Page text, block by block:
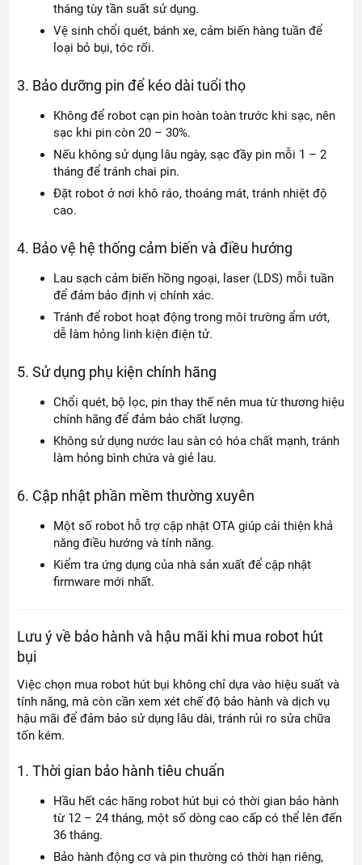
tháng tùy tần suất sử dụng.
Vệ sinh chổi quét, bánh xe, cảm biến hàng tuần để
loại bỏ bụi, tóc rối.
3. Bảo dưỡng pin để kéo dài tuổi thọ
Không để robot cạn pin hoàn toàn trước khi sạc, nên
sạc khi pin còn 20 – 30%.
Nếu không sử dụng lâu ngày, sạc đầy pin mỗi 1 – 2
tháng để tránh chai pin.
Đặt robot ở nơi khô ráo, thoáng mát, tránh nhiệt độ
cao.
4. Bảo vệ hệ thống cảm biến và điều hướng
Lau sạch cảm biến hồng ngoại, laser (LDS) mỗi tuần
để đảm bảo định vị chính xác.
Tránh để robot hoạt động trong môi trường ẩm ướt,
dễ làm hỏng linh kiện điện tử.
5. Sử dụng phụ kiện chính hãng
Chổi quét, bộ lọc, pin thay thế nên mua từ thương hiệu
chính hãng để đảm bảo chất lượng.
Không sử dụng nước lau sàn có hóa chất mạnh, tránh
làm hỏng bình chứa và giẻ lau.
6. Cập nhật phần mềm thường xuyên
Một số robot hỗ trợ cập nhật OTA giúp cải thiện khả
năng điều hướng và tính năng.
Kiểm tra ứng dụng của nhà sản xuất để cập nhật
firmware mới nhất.
Lưu ý về bảo hành và hậu mãi khi mua robot hút
bụi
Việc chọn mua robot hút bụi không chỉ dựa vào hiệu suất và
tính năng, mà còn cần xem xét chế độ bảo hành và dịch vụ
hậu mãi để đảm bảo sử dụng lâu dài, tránh rủi ro sửa chữa
tốn kém.
1. Thời gian bảo hành tiêu chuẩn
Hầu hết các hãng robot hút bụi có thời gian bảo hành
từ 12 – 24 tháng, một số dòng cao cấp có thể lên đến
36 tháng.
Bảo hành động cơ và pin thường có thời hạn riêng,